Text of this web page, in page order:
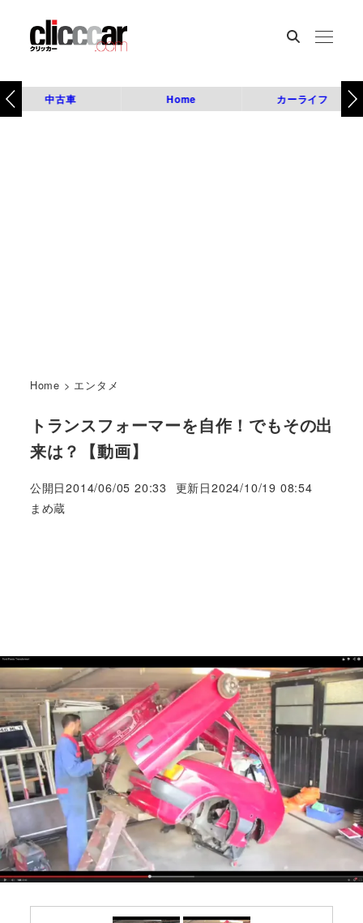
中古車 Home カーライフ
Home > エンタメ
トランスフォーマーを自作！でもその出
来は？【動画】
公開日2014/06/05 20:33 更新日2024/10/19 08:54
著
まめ蔵